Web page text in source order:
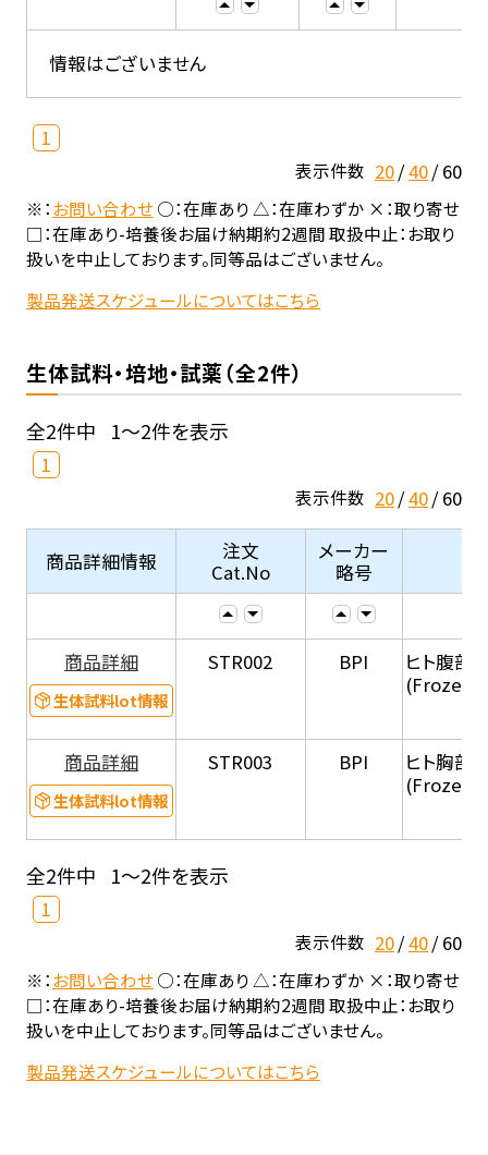
情報はございません
1
表示件数 20 40 60
※：お問い合わせ○：在庫あり △：在庫わずか ×：取り寄せ
□：在庫あり-培養後お届け納期約2週間 取扱中止：お取り
扱いを中止しております。同等品はございません。
製品発送スケジュールについてはこちら
生体試料・培地・試薬（全2件）
全2件中 1～2件を表示
1
表示件数 20 40 60
商品詳細情報
注文
Cat.No
メーカー
略号
商品詳細
生体試料lot情報
STR002 BPI
ヒト腹部
(Frozen
商品詳細
生体試料lot情報
STR003 BPI
ヒト胸部
(Frozen
全2件中 1～2件を表示
1
表示件数 20 40 60
※：お問い合わせ○：在庫あり △：在庫わずか ×：取り寄せ
□：在庫あり-培養後お届け納期約2週間 取扱中止：お取り
扱いを中止しております。同等品はございません。
製品発送スケジュールについてはこちら